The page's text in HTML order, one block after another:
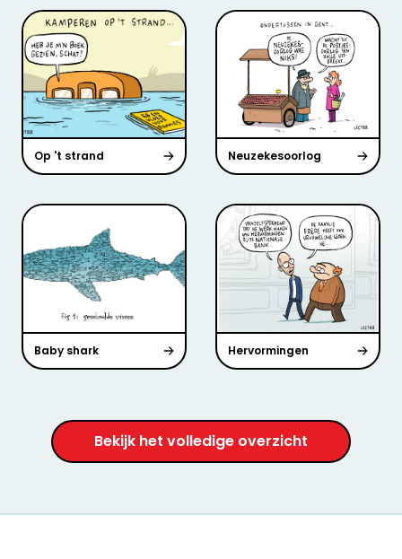
Op 't strand Neuzekesoorlog
Baby shark Hervormingen
Bekijk het volledige overzicht